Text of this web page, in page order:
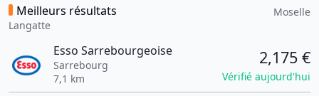
Meilleurs résultats
Langatte
Moselle
Esso Sarrebourgeoise
Sarrebourg
7,1 km
2,175 €
Vérifié aujourd'hui